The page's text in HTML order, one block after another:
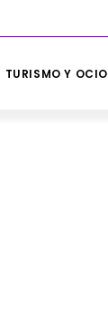
TURISMO Y OCIO